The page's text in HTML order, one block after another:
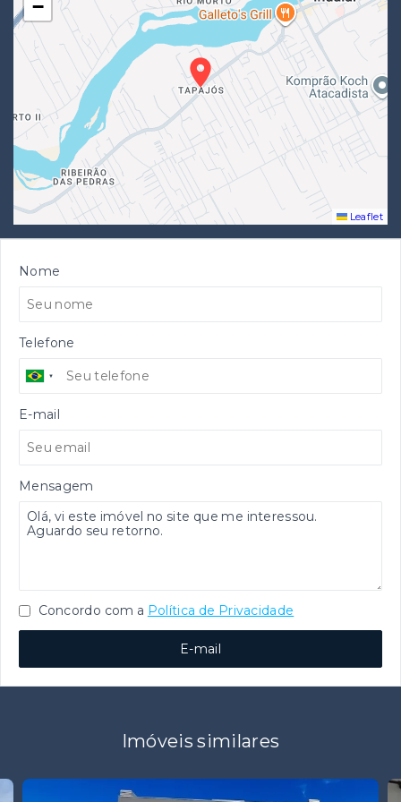
−
Leaflet
Nome
Telefone
E-mail
Mensagem
Concordo com a Política de Privacidade
E-mail
Imóveis similares